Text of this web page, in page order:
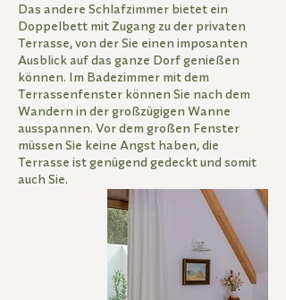
Das andere Schlafzimmer bietet ein
Doppelbett mit Zugang zu der privaten
Terrasse, von der Sie einen imposanten
Ausblick auf das ganze Dorf genießen
können. Im Badezimmer mit dem
Terrassenfenster können Sie nach dem
Wandern in der großzügigen Wanne
ausspannen. Vor dem großen Fenster
müssen Sie keine Angst haben, die
Terrasse ist genügend gedeckt und somit
auch Sie.